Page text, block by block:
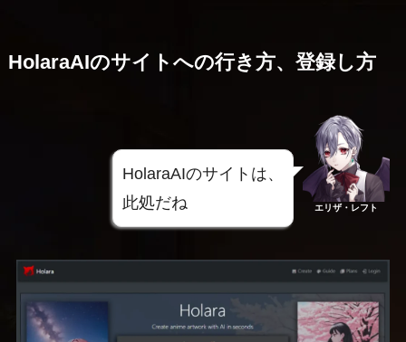
HolaraAIのサイトへの行き方、登録し方
HolaraAIのサイトは、
此処だね
エリザ・レフト